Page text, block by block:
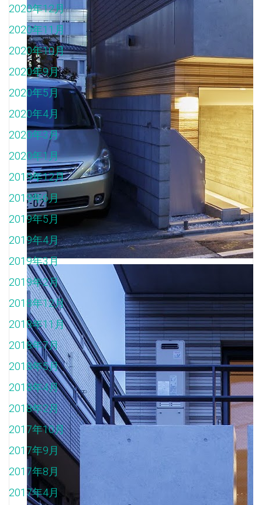
2020年12月
2020年11月
2020年10月
2020年9月
2020年5月
2020年4月
2020年3月
2020年1月
2019年12月
2019年6月
2019年5月
2019年4月
2019年3月
2019年2月
2018年12月
2018年11月
2018年7月
2018年5月
2018年4月
2018年2月
2017年10月
2017年9月
2017年8月
2017年4月